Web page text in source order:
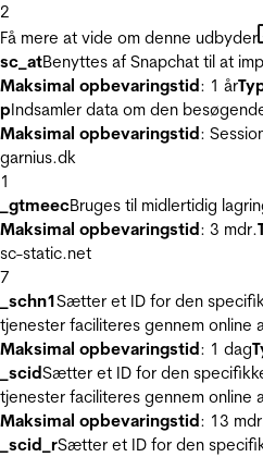
2
Få mere at vide om denne udbyder
sc_atBenyttes af Snapchat til at
Maksimal opbevaringstid: 1 år
pIndsamler data om den
Maksimal opbevaringstid:
garnius.dk
1
_gtmeecBruges til midlertidig
Maksimal opbevaringstid: 3 mdr.
sc-static.net
7
_schn1Sætter et ID for den
tjenester faciliteres gennem online
Maksimal opbevaringstid: 1 dag
_scidSætter et ID for den
tjenester faciliteres gennem online
Maksimal opbevaringstid: 13
_scid_rSætter et ID for den